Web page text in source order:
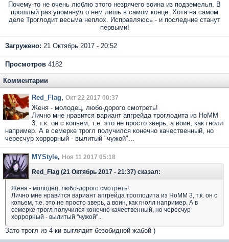
Почему-то не очень люблю этого незрячего воина из подземелья. В
прошлый раз упомянул о нем лишь в самом конце. Хотя на самом
деле Троглодит весьма неплох. Исправляюсь - и последние станут
первыми!
Загружено: 21 Октябрь 2017 - 20:52
Просмотров 4182
Комментарии
Red_Flag, Окт 22 2017 00:37
Женя - молодец, любо-дорого смотреть!
Лично мне нравится вариант апгрейда троглодита из НоММ
3, т.к. он с копьем, т.е. это не просто зверь, а воин, как гнолл
например. А в семерке трогл получился конечно качественный, но
чересчур хоррорный - вылитый "чужой"...
MYStyle, Ноя 11 2017 05:18
Red_Flag (21 Октябрь 2017 - 21:37) сказал:
Женя - молодец, любо-дорого смотреть!
Лично мне нравится вариант апгрейда троглодита из НоММ 3, т.к. он с
копьем, т.е. это не просто зверь, а воин, как гнолл например. А в
семерке трогл получился конечно качественный, но чересчур
хоррорный - вылитый "чужой"...
Зато трогл из 4-ки выглядит безобидной жабой )